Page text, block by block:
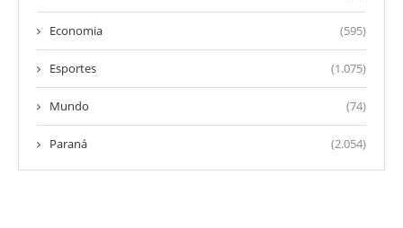
Economia (595)
Esportes (1.075)
Mundo (74)
Paraná (2.054)